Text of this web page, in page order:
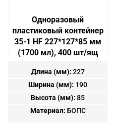
Одноразовый
пластиковый контейнер
35-1 HF 227*127*85 мм
(1700 мл), 400 шт/ящ
Длина (мм): 227
Ширина (мм): 190
Высота (мм): 85
Материал: БОПС